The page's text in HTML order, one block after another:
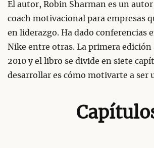
El autor, Robin Sharman es un
coach motivacional para empresas
en liderazgo. Ha dado conferencias
Nike entre otras. La primera edición
2010 y el libro se divide en siete
desarrollar es cómo motivarte a ser